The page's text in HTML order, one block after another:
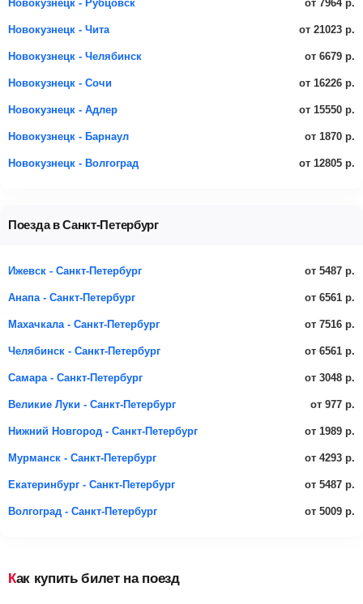
Новокузнецк - Рубцовск от 7964 р.
Новокузнецк - Чита от 21023 р.
Новокузнецк - Челябинск от 6679 р.
Новокузнецк - Сочи от 16226 р.
Новокузнецк - Адлер от 15550 р.
Новокузнецк - Барнаул от 1870 р.
Новокузнецк - Волгоград от 12805 р.
Поезда в Санкт-Петербург
Ижевск - Санкт-Петербург от 5487 р.
Анапа - Санкт-Петербург от 6561 р.
Махачкала - Санкт-Петербург от 7516 р.
Челябинск - Санкт-Петербург от 6561 р.
Самара - Санкт-Петербург от 3048 р.
Великие Луки - Санкт-Петербург от 977 р.
Нижний Новгород - Санкт-Петербург от 1989 р.
Мурманск - Санкт-Петербург от 4293 р.
Екатеринбург - Санкт-Петербург от 5487 р.
Волгоград - Санкт-Петербург от 5009 р.
Как купить билет на поезд